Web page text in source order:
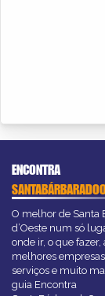
ENCONTRA
O melhor de Santa
d’Oeste num só
onde ir, o que fazer,
melhores
serviços e muito
guia Encontra